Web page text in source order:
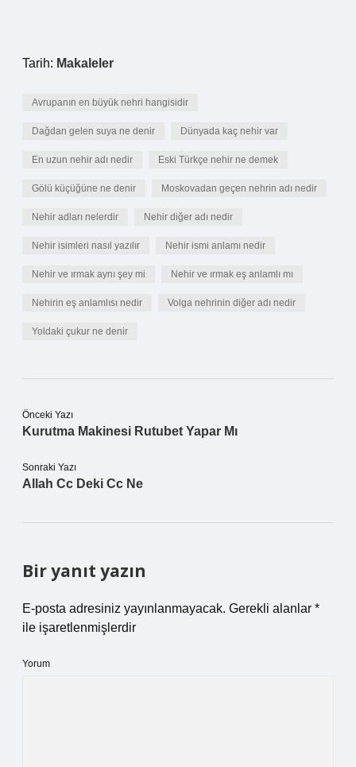
Tarih: Makaleler
Avrupanın en büyük nehri hangisidir
Dağdan gelen suya ne denir Dünyada kaç nehir var
En uzun nehir adı nedir Eski Türkçe nehir ne demek
Gölü küçüğüne ne denir Moskovadan geçen nehrin adı nedir
Nehir adları nelerdir Nehir diğer adı nedir
Nehir isimleri nasıl yazılır Nehir ismi anlamı nedir
Nehir ve ırmak aynı şey mi Nehir ve ırmak eş anlamlı mı
Nehirin eş anlamlısı nedir Volga nehrinin diğer adı nedir
Yoldaki çukur ne denir
Önceki Yazı
Kurutma Makinesi Rutubet Yapar Mı
Sonraki Yazı
Allah Cc Deki Cc Ne
Bir yanıt yazın
E-posta adresiniz yayınlanmayacak. Gerekli alanlar *
ile işaretlenmişlerdir
Yorum